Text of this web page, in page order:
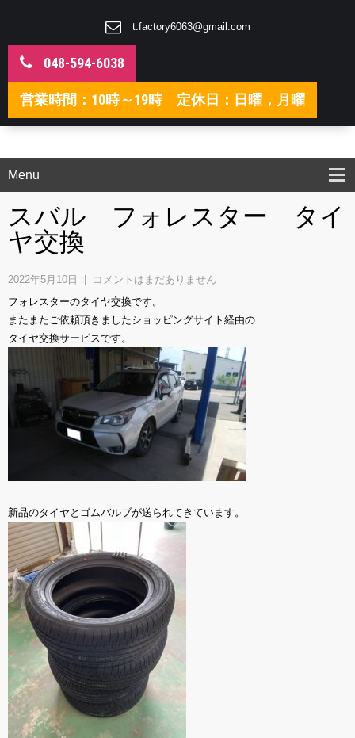
t.factory6063@gmail.com
048-594-6038
営業時間：10時～19時 定休日：日曜，月曜
Menu
スバル フォレスター タイ
ヤ交換
2022年5月10日
コメントはまだありません
フォレスターのタイヤ交換です。
またまたご依頼頂きましたショッピングサイト経由の
タイヤ交換サービスです。
新品のタイヤとゴムバルブが送られてきています。